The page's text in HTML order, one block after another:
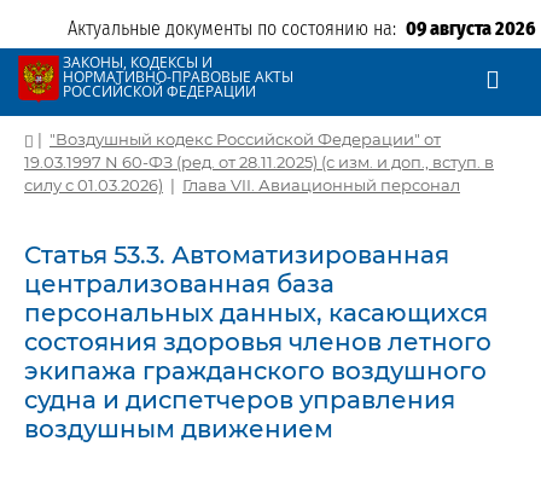
Актуальные документы по состоянию на: 09 августа 2026
ЗАКОНЫ, КОДЕКСЫ И
НОРМАТИВНО-ПРАВОВЫЕ АКТЫ
РОССИЙСКОЙ ФЕДЕРАЦИИ
| "Воздушный кодекс Российской Федерации" от
19.03.1997 N 60-ФЗ (ред. от 28.11.2025) (с изм. и доп., вступ. в
силу с 01.03.2026) | Глава VII. Авиационный персонал
Статья 53.3. Автоматизированная
централизованная база
персональных данных, касающихся
состояния здоровья членов летного
экипажа гражданского воздушного
судна и диспетчеров управления
воздушным движением